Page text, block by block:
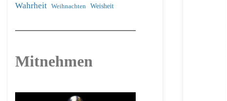
Wahrheit Weihnachten Weisheit
Mitnehmen